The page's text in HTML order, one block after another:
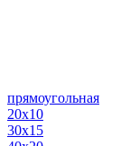
прямоугольная
20х10
30х15